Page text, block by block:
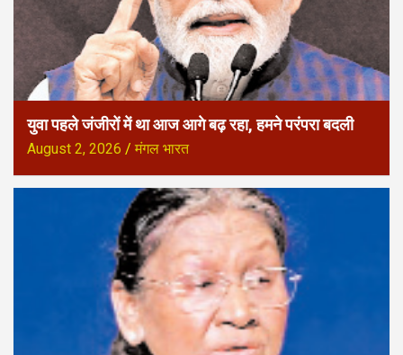
युवा पहले जंजीरों में था आज आगे बढ़ रहा, हमने परंपरा बदली
August 2, 2026 मंगल भारत